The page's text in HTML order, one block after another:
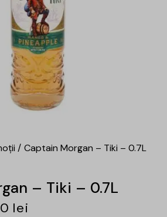
Captain Morgan – Tiki – 0.7L
– Tiki – 0.7L
lei